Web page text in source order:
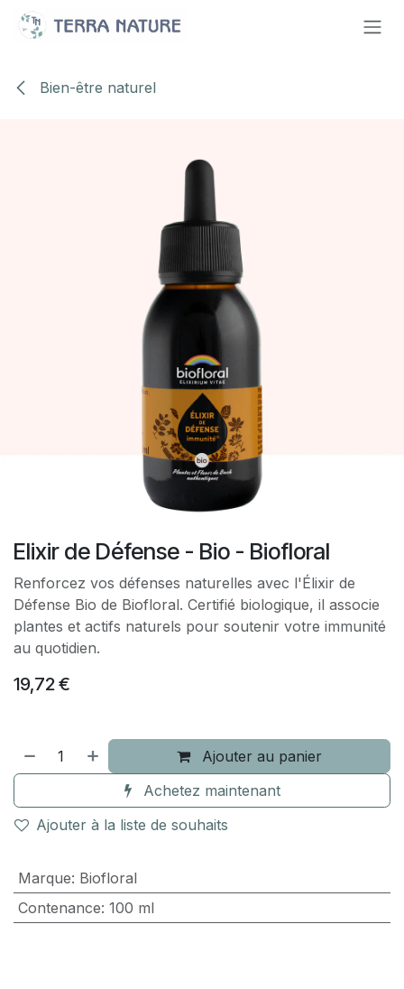
Se rendre au contenu
Bien-être naturel
Elixir de Défense - Bio - Biofloral
Renforcez vos défenses naturelles avec l'Élixir de
Défense Bio de Biofloral. Certifié biologique, il associe
plantes et actifs naturels pour soutenir votre immunité
au quotidien.
19,72€
Ajouter au panier
Achetez maintenant
Ajouter à la liste de souhaits
Marque: Biofloral
Contenance: 100 ml